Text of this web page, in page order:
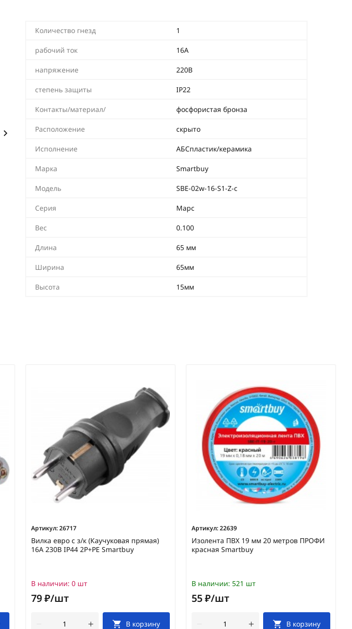
Количество гнезд 1
рабочий ток 16А
напряжение 220В
степень защиты IP22
Контакты/материал/ фосфористая бронза
Расположение скрыто
Исполнение АБСпластик/керамика
Марка Smartbuy
Модель SBE-02w-16-S1-Z-c
Серия Марс
Вес 0.100
Длина 65 мм
Ширина 65мм
Высота 15мм
Артикул:26717
Вилка евро с з/к (Каучуковая прямая)
16A 230В IP44 2P+PE Smartbuy
В наличии: 0 шт
79 ₽/шт
В корзину
Артикул:22639
Изолента ПВХ 19 мм 20 метров ПРОФИ
красная Smartbuy
В наличии: 521 шт
55 ₽/шт
В корзину